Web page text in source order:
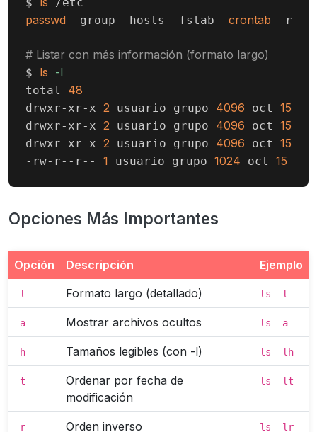
passwd
  group  hosts  fstab
crontab
# Listar con más información (formato largo)
$ ls -l
total 48
drwxr-xr-x 2 usuario grupo 4096 oct 15
drwxr-xr-x 2 usuario grupo 4096 oct 15
drwxr-xr-x 2 usuario grupo 4096 oct 15
-rw-r--r-- 1 usuario grupo 1024 oct 15
Opciones Más Importantes
Opción Descripción Ejemplo
-l Formato largo (detallado) ls -l
-a Mostrar archivos ocultos ls -a
-h Tamaños legibles (con -l) ls -lh
-t
Ordenar por fecha de
modificación
ls -lt
-r Orden inverso ls -lr